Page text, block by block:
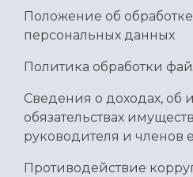
Положение об
персональных данных
Политика обработки
Сведения о доходах, об
обязательствах
руководителя и членов
Противодействие